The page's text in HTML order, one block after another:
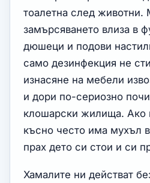
тоалетна след животни.
замърсяването влиза в
дюшеци и подови
само дезинфекция не
изнасяне на мебели
и дори по-сериозно
клошарски жилища. Ако
късно често има мухъл
прах дето си стои и си
Хамалите ни действат